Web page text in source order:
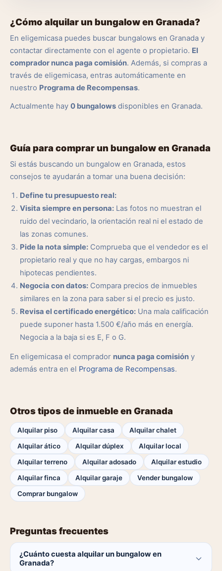
¿Cómo alquilar un bungalow en Granada?
En eligemicasa puedes buscar bungalows en Granada y
contactar directamente con el agente o propietario. El
comprador nunca paga comisión. Además, si compras a
través de eligemicasa, entras automáticamente en
nuestro Programa de Recompensas.
Actualmente hay 0 bungalows disponibles en Granada.
Guía para comprar un bungalow en Granada
Si estás buscando un bungalow en Granada, estos
consejos te ayudarán a tomar una buena decisión:
Define tu presupuesto real:
Visita siempre en persona: Las fotos no muestran el
ruido del vecindario, la orientación real ni el estado de
las zonas comunes.
Pide la nota simple: Comprueba que el vendedor es el
propietario real y que no hay cargas, embargos ni
hipotecas pendientes.
Negocia con datos: Compara precios de inmuebles
similares en la zona para saber si el precio es justo.
Revisa el certificado energético: Una mala calificación
puede suponer hasta 1.500 €/año más en energía.
Negocia a la baja si es E, F o G.
En eligemicasa el comprador nunca paga comisión y
además entra en el Programa de Recompensas.
Otros tipos de inmueble en Granada
Alquilar piso Alquilar casa
Alquilar chalet
Alquilar ático
Alquilar dúplex
Alquilar local
Alquilar terreno
Alquilar adosado
Alquilar estudio
Alquilar finca
Alquilar garaje
Vender bungalow
Comprar bungalow
Preguntas frecuentes
¿Cuánto cuesta alquilar un bungalow en
Granada?